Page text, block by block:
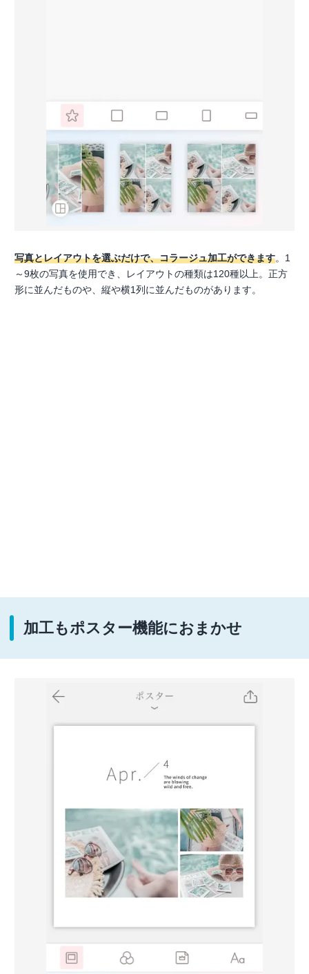
写真とレイアウトを選ぶだけで、コラージュ加工ができます。1
～9枚の写真を使用でき、レイアウトの種類は120種以上。正方
形に並んだものや、縦や横1列に並んだものがあります。
加工もポスター機能におまかせ